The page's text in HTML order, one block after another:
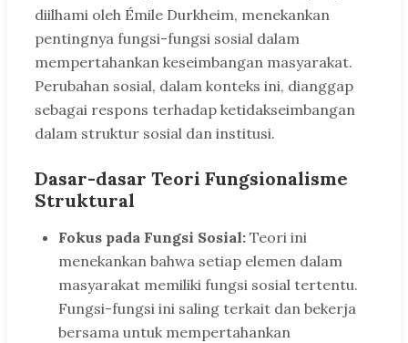
diilhami oleh Émile Durkheim, menekankan
pentingnya fungsi-fungsi sosial dalam
mempertahankan keseimbangan masyarakat.
Perubahan sosial, dalam konteks ini, dianggap
sebagai respons terhadap ketidakseimbangan
dalam struktur sosial dan institusi.
Dasar-dasar Teori Fungsionalisme
Struktural
Fokus pada Fungsi Sosial: Teori ini
menekankan bahwa setiap elemen dalam
masyarakat memiliki fungsi sosial tertentu.
Fungsi-fungsi ini saling terkait dan bekerja
bersama untuk mempertahankan